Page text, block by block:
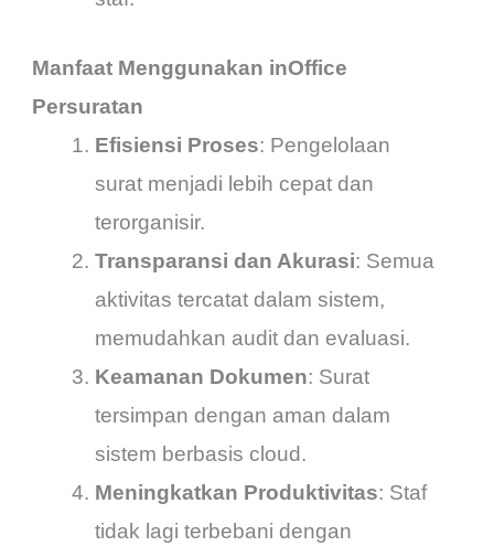
Manfaat Menggunakan inOffice
Persuratan
Efisiensi Proses: Pengelolaan
surat menjadi lebih cepat dan
terorganisir.
Transparansi dan Akurasi: Semua
aktivitas tercatat dalam sistem,
memudahkan audit dan evaluasi.
Keamanan Dokumen: Surat
tersimpan dengan aman dalam
sistem berbasis cloud.
Meningkatkan Produktivitas: Staf
tidak lagi terbebani dengan